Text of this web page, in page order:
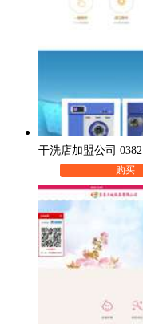
干洗店加盟公司 0382
购买